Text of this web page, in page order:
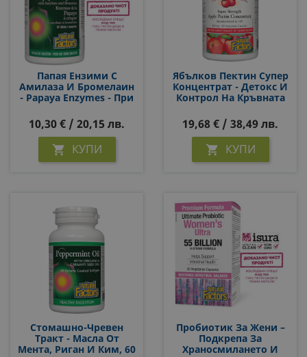
Папая Ензими С
Амилаза И Бромелаин
- Papaya Enzymes - При
Храносмилане, Газове
И Подуване, 60
Дъвчащи Таблетки
10,30 € / 20,15 лв.
 КУПИ
Ябълков Пектин Супер
Концентрат - Детокс И
Контрол На Кръвната
500 Mg, 90 Капсули
19,68 € / 38,49 лв.
 КУПИ
Стомашно-Чревен
Тракт - Масла От
Мента, Риган И Ким, 60
Пробиотик За Жени –
Подкрепа За
Храносмилането И